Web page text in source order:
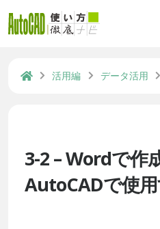
活用編 データ活用
3-2 – Wordで作
AutoCADで使